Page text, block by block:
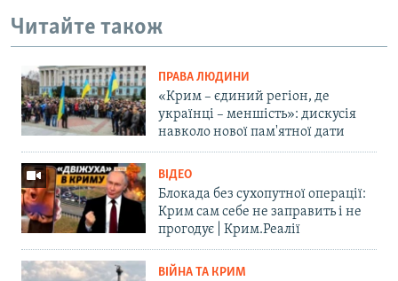
Читайте також
ПРАВА ЛЮДИНИ
«Крим – єдиний регіон, де
українці – меншість»: дискусія
навколо нової пам'ятної дати
ВІДЕО
Блокада без сухопутної операції:
Крим сам себе не заправить і не
прогодує | Крим.Реалії
ВІЙНА ТА КРИМ